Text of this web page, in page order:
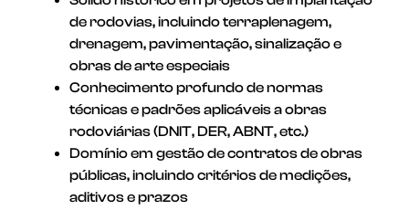
de rodovias, incluindo terraplenagem,
drenagem, pavimentação, sinalização e
obras de arte especiais
Conhecimento profundo de normas
técnicas e padrões aplicáveis a obras
rodoviárias (DNIT, DER, ABNT, etc.)
Domínio em gestão de contratos de obras
públicas, incluindo critérios de medições,
aditivos e prazos